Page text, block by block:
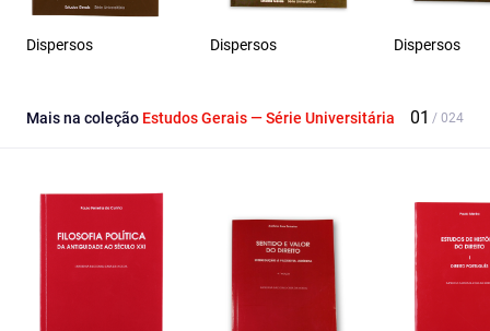
Dispersos Dispersos Dispersos
Mais na coleção Estudos Gerais — Série Universitária